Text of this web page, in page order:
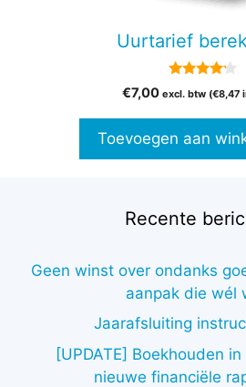
Uurtarief
4.00
van 5
€7,00 excl. btw (€8,47
Toevoegen aan
Recente
Geen winst over ondanks
aanpak die wél
Jaarafsluiting
[UPDATE] Boekhouden
nieuwe financiële